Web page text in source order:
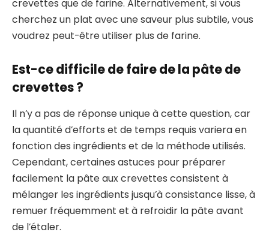
crevettes que de farine. Alternativement, si vous
cherchez un plat avec une saveur plus subtile, vous
voudrez peut-être utiliser plus de farine.
Est-ce difficile de faire de la pâte de
crevettes ?
Il n’y a pas de réponse unique à cette question, car
la quantité d’efforts et de temps requis variera en
fonction des ingrédients et de la méthode utilisés.
Cependant, certaines astuces pour préparer
facilement la pâte aux crevettes consistent à
mélanger les ingrédients jusqu’à consistance lisse, à
remuer fréquemment et à refroidir la pâte avant
de l’étaler.